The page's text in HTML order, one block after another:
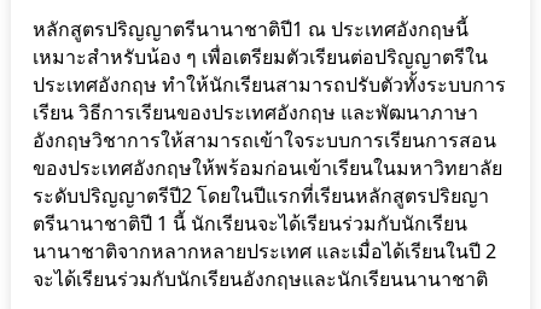
หลักสูตรปริญญาตรีนานาชาติปี1 ณ ประเทศอังกฤษนี้
เหมาะสำหรับน้อง ๆ เพื่อเตรียมตัวเรียนต่อปริญญาตรีใน
ประเทศอังกฤษ ทำให้นักเรียนสามารถปรับตัวทั้งระบบการ
เรียน วิธีการเรียนของประเทศอังกฤษ และพัฒนาภาษา
อังกฤษวิชาการให้สามารถเข้าใจระบบการเรียนการสอน
ของประเทศอังกฤษให้พร้อมก่อนเข้าเรียนในมหาวิทยาลัย
ระดับปริญญาตรีปี2 โดยในปีแรกที่เรียนหลักสูตรปริยญา
ตรีนานาชาติปี 1 นี้ นักเรียนจะได้เรียนร่วมกับนักเรียน
นานาชาติจากหลากหลายประเทศ และเมื่อได้เรียนในปี 2
จะได้เรียนร่วมกับนักเรียนอังกฤษและนักเรียนนานาชาติ